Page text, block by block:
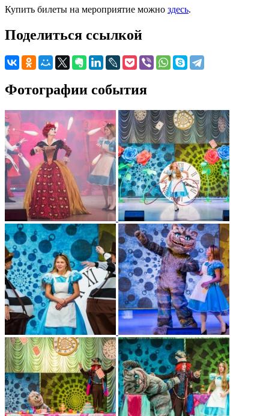
Купить билеты на мероприятие можно здесь.
Поделиться ссылкой
Фотографии события